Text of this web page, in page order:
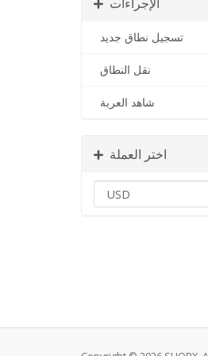
تسجيل نطاق جديد
نقل النطاق
شاهد العربة
اختر العملة